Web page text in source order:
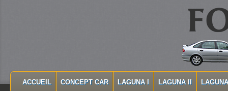
MENU PRINCIPAL
ACCUEIL CONCEPT CAR LAGUNA I LAGUNA II